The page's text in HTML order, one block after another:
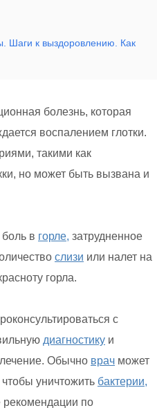
Шаги к выздоровлению. Как
болезнь, которая
воспалением глотки.
такими как
но может быть вызвана и
в горле, затрудненное
слизи или налет на
горла.
с
диагностику и
Обычно врач может
уничтожить бактерии,
по